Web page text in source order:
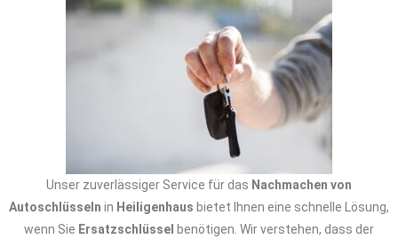
Unser zuverlässiger Service für das Nachmachen von
Autoschlüsseln in Heiligenhaus bietet Ihnen eine schnelle Lösung,
wenn Sie Ersatzschlüssel benötigen. Wir verstehen, dass der